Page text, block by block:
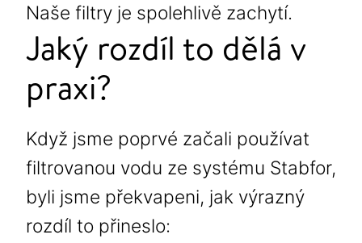
Naše filtry je spolehlivě zachytí.
Jaký rozdíl to dělá v
praxi?
Když jsme poprvé začali používat
filtrovanou vodu ze systému Stabfor,
byli jsme překvapeni, jak výrazný
rozdíl to přineslo: